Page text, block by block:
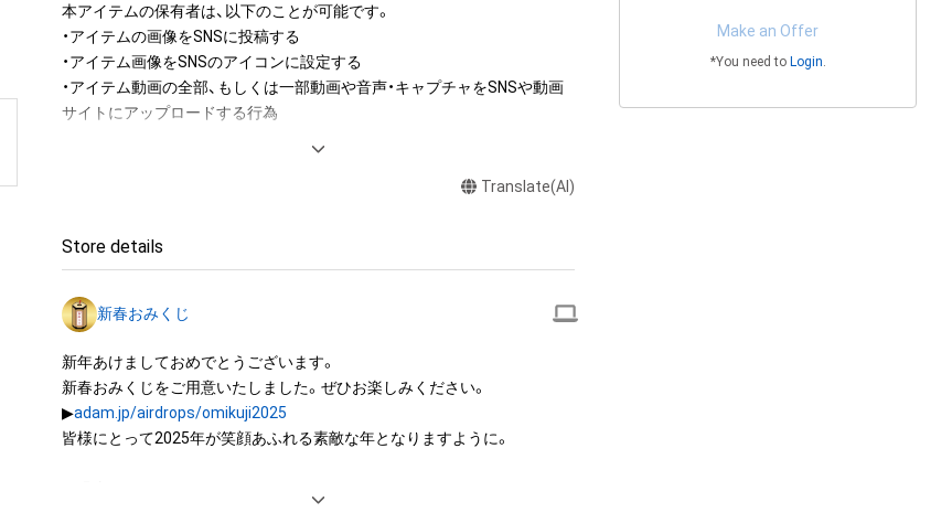
本アイテムの保有者は、以下のことが可能です。
・アイテムの画像をSNSに投稿する
・アイテム画像をSNSのアイコンに設定する
・アイテム動画の全部、もしくは一部動画や音声・キャプチャをSNSや動画
サイトにアップロードする行為
・本アイテムに関する創作物(画像および映像、音楽、商標またはロゴ等を含
用新案権、商標権、意匠権その他の知的財産権(それらの権利を取得し、又は
託を受けている者によって保護されています。そのため、本アイテムを保
することを意味しません。
・本アイテムの著作権を有する方、著作隣接権の権利者またはその管理委託
を受けている者からの事前の同意なしに、上記の「本アイテムの保有者が有
する権利」の範囲を超えた行為、知的財産権を侵害するおそれのある行為
これに限定されません。)を行うことはできません。
Translate(AI)
Store details
新春おみくじ
新年あけましておめでとうございます。
新春おみくじをご用意いたしました。ぜひお楽しみください。
▶︎adam.jp/airdrops/omikuji2025
皆様にとって2025年が笑顔あふれる素敵な年となりますように。
Make an Offer
*You need to Login.